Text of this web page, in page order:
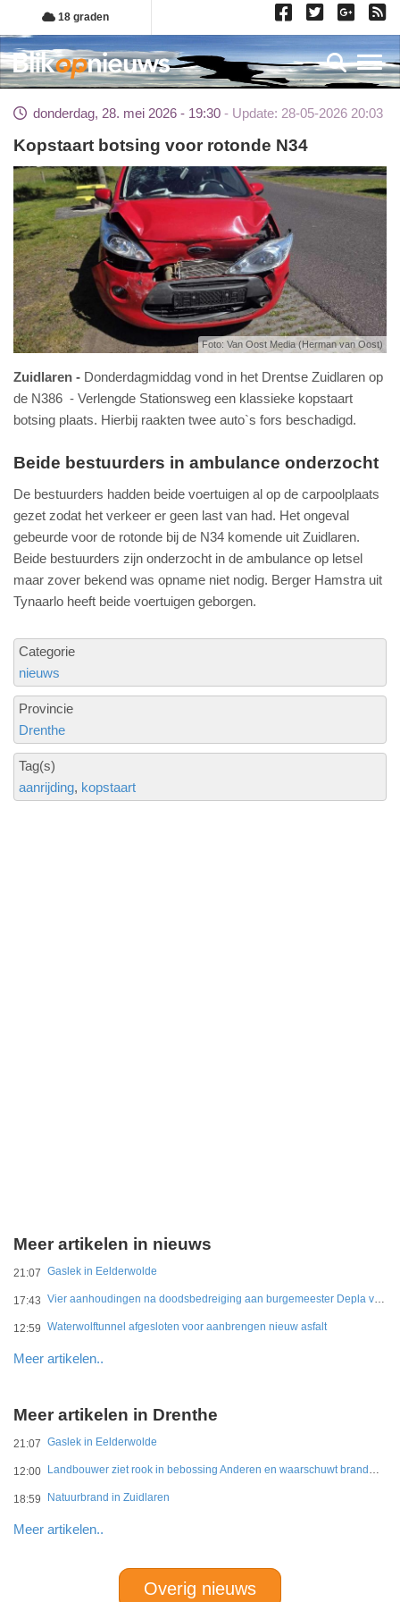
Overslaan
en
naar
de
gaan
18 graden
donderdag, 28. mei 2026 - 19:30 Update: 28-05-2026 20:03
Kopstaart botsing voor rotonde N34
Foto: Van Oost Media (Herman van Oost)
Zuidlaren
Donderdagmiddag vond in het Drentse Zuidlaren op
de N386 - Verlengde Stationsweg een klassieke kopstaart
botsing plaats. Hierbij raakten twee auto`s fors beschadigd.
Beide bestuurders in ambulance onderzocht
De bestuurders hadden beide voertuigen al op de carpoolplaats
gezet zodat het verkeer er geen last van had. Het ongeval
gebeurde voor de rotonde bij de N34 komende uit Zuidlaren.
Beide bestuurders zijn onderzocht in de ambulance op letsel
maar zover bekend was opname niet nodig. Berger Hamstra uit
Tynaarlo heeft beide voertuigen geborgen.
Categorie
nieuws
Provincie
Drenthe
Tag(s)
aanrijding kopstaart
Meer artikelen in nieuws
21:07 Gaslek in Eelderwolde
17:43 Vier aanhoudingen na doodsbedreiging aan burgemeester Depla van Breda
12:59 Waterwolftunnel afgesloten voor aanbrengen nieuw asfalt
Meer artikelen..
Meer artikelen in Drenthe
21:07 Gaslek in Eelderwolde
12:00 Landbouwer ziet rook in bebossing Anderen en waarschuwt brandweer
18:59 Natuurbrand in Zuidlaren
Meer artikelen..
Overig nieuws